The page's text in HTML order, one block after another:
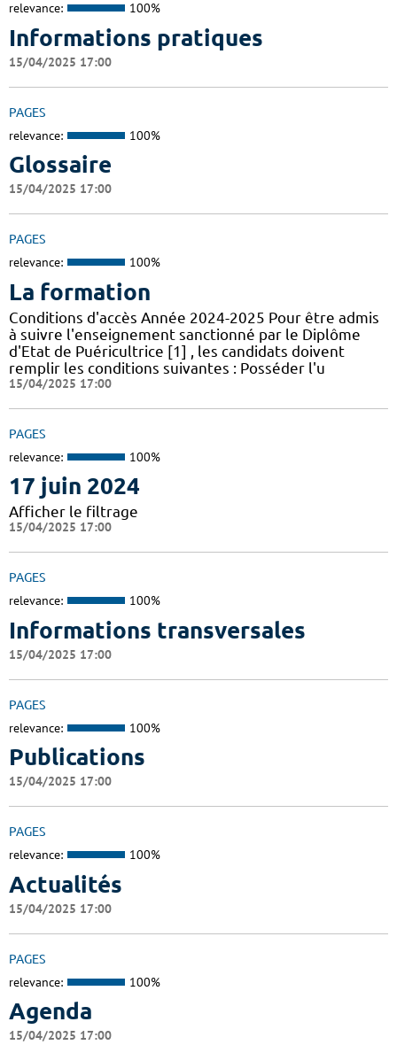
relevance: 100%
Informations pratiques
15/04/2025 17:00
PAGES
relevance: 100%
Glossaire
15/04/2025 17:00
PAGES
relevance: 100%
La formation
Conditions d'accès Année 2024-2025 Pour être admis
à suivre l'enseignement sanctionné par le Diplôme
d'Etat de Puéricultrice [1] , les candidats doivent
remplir les conditions suivantes : Posséder l'u
15/04/2025 17:00
PAGES
relevance: 100%
17 juin 2024
Afficher le filtrage
15/04/2025 17:00
PAGES
relevance: 100%
Informations transversales
15/04/2025 17:00
PAGES
relevance: 100%
Publications
15/04/2025 17:00
PAGES
relevance: 100%
Actualités
15/04/2025 17:00
PAGES
relevance: 100%
Agenda
15/04/2025 17:00